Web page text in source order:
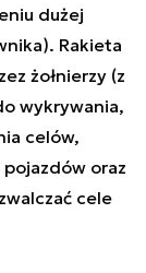
dużej
Rakieta
żołnierzy (z
wykrywania,
celów,
oraz
cele